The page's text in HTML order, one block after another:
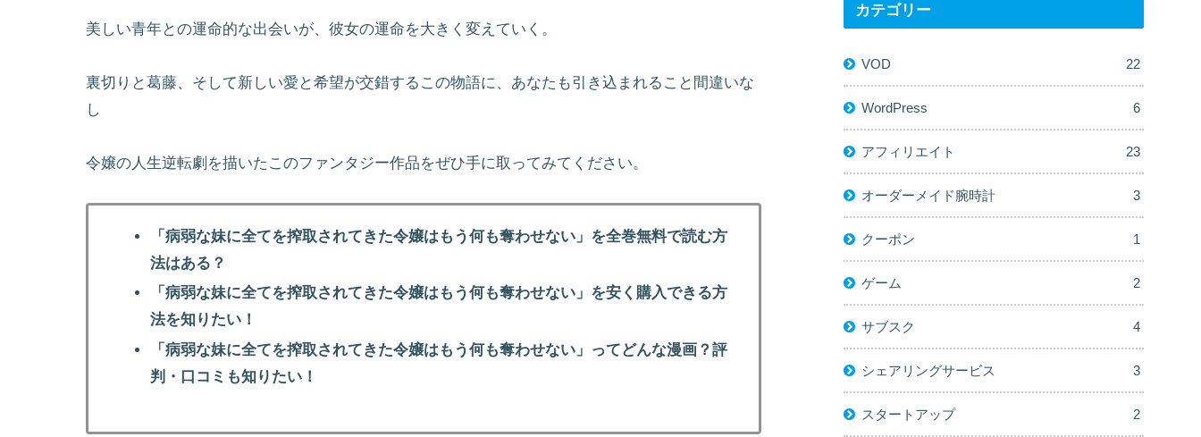
美しい青年との運命的な出会いが、彼女の運命を大きく変えていく。
裏切りと葛藤、そして新しい愛と希望が交錯するこの物語に、あなたも引き込まれること間違いな
し
令嬢の人生逆転劇を描いたこのファンタジー作品をぜひ手に取ってみてください。
「病弱な妹に全てを搾取されてきた令嬢はもう何も奪わせない」を全巻無料で読む方
法はある？
「病弱な妹に全てを搾取されてきた令嬢はもう何も奪わせない」を安く購入できる方
法を知りたい！
「病弱な妹に全てを搾取されてきた令嬢はもう何も奪わせない」ってどんな漫画？評
判・口コミも知りたい！
カテゴリー
VOD 22
WordPress 6
アフィリエイト 23
オーダーメイド腕時計 3
クーポン 1
ゲーム 2
サブスク 4
シェアリングサービス 3
スタートアップ 2